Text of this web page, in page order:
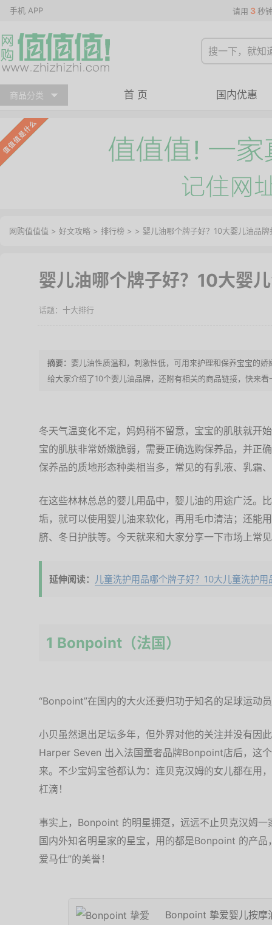
手机 APP 请用 3 秒
商品分类 首 页 国内优惠
网购值值值 > 好文攻略 > 排行榜 > > 婴儿油哪个牌子好？10大婴儿油品牌
婴儿油哪个牌子好？10大婴
十大排行
婴儿油性质温和，刺激性低，可用来护理和保养宝宝的
给大家介绍了10个婴儿油品牌，还附有相关的商品链接，快来看
冬天气温变化不定，妈妈稍不留意，宝宝的肌肤就开
宝的肌肤非常娇嫩脆弱，需要正确选购保养品，并正
保养品的质地形态种类相当多，常见的有乳液、乳霜
在这些林林总总的婴儿用品中，婴儿油的用途广泛。
垢，就可以使用婴儿油来软化，再用毛巾清洁；还能
脐、冬日护肤等。今天就来和大家分享一下市场上常
延伸阅读： 儿童洗护用品哪个牌子好？10大儿童洗护用
1 Bonpoint（法国）
“Bonpoint”在国内的大火还要归功于知名的足球运
小贝虽然退出足坛多年，但外界对他的关注并没有因
Harper Seven 出入法国童奢品牌Bonpoint店后，这
来。不少宝妈宝爸都认为：连贝克汉姆的女儿都在用
杠滴！
事实上，Bonpoint 的明星拥趸，远远不止贝克汉姆
国内外知名明星家的星宝，用的都是Bonpoint 的产品
爱马仕”的美誉！
Bonpoint 挚爱婴儿按摩